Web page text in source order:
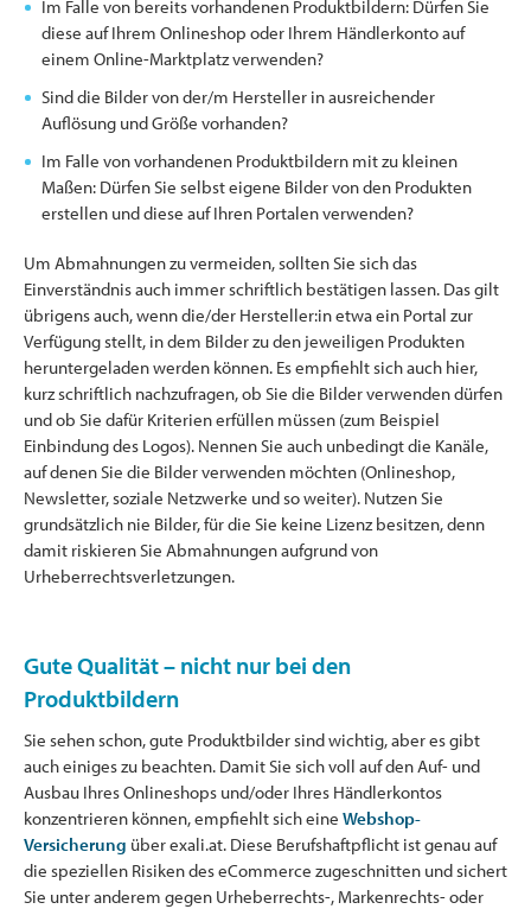
Im Falle von bereits vorhandenen Produktbildern: Dürfen Sie
diese auf Ihrem Onlineshop oder Ihrem Händlerkonto auf
einem Online-Marktplatz verwenden?
Sind die Bilder von der/m Hersteller in ausreichender
Auflösung und Größe vorhanden?
Im Falle von vorhandenen Produktbildern mit zu kleinen
Maßen: Dürfen Sie selbst eigene Bilder von den Produkten
erstellen und diese auf Ihren Portalen verwenden?
Um Abmahnungen zu vermeiden, sollten Sie sich das
Einverständnis auch immer schriftlich bestätigen lassen. Das gilt
übrigens auch, wenn die/der Hersteller:in etwa ein Portal zur
Verfügung stellt, in dem Bilder zu den jeweiligen Produkten
heruntergeladen werden können. Es empfiehlt sich auch hier,
kurz schriftlich nachzufragen, ob Sie die Bilder verwenden dürfen
und ob Sie dafür Kriterien erfüllen müssen (zum Beispiel
Einbindung des Logos). Nennen Sie auch unbedingt die Kanäle,
auf denen Sie die Bilder verwenden möchten (Onlineshop,
Newsletter, soziale Netzwerke und so weiter). Nutzen Sie
grundsätzlich nie Bilder, für die Sie keine Lizenz besitzen, denn
damit riskieren Sie Abmahnungen aufgrund von
Urheberrechtsverletzungen.
Gute Qualität – nicht nur bei den
Produktbildern
Sie sehen schon, gute Produktbilder sind wichtig, aber es gibt
auch einiges zu beachten. Damit Sie sich voll auf den Auf- und
Ausbau Ihres Onlineshops und/oder Ihres Händlerkontos
konzentrieren können, empfiehlt sich eine Webshop-
Versicherung über exali.at. Diese Berufshaftpflicht ist genau auf
die speziellen Risiken des eCommerce zugeschnitten und sichert
Sie unter anderem gegen Urheberrechts-, Markenrechts- oder